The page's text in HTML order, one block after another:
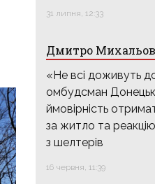
31 липня, 12:33
Дмитро Михальов
«Не всі доживуть
омбудсман
ймовірність
за житло та
з шелтерів
16 червня, 11:39